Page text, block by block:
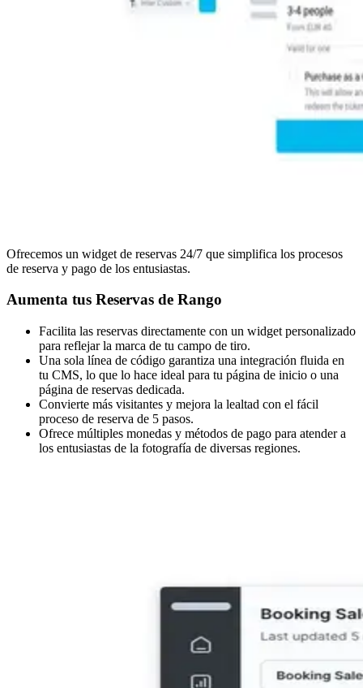
Ofrecemos un widget de reservas 24/7 que simplifica los procesos
de reserva y pago de los entusiastas.
Aumenta tus Reservas de Rango
Facilita las reservas directamente con un widget personalizado
para reflejar la marca de tu campo de tiro.
Una sola línea de código garantiza una integración fluida en
tu CMS, lo que lo hace ideal para tu página de inicio o una
página de reservas dedicada.
Convierte más visitantes y mejora la lealtad con el fácil
proceso de reserva de 5 pasos.
Ofrece múltiples monedas y métodos de pago para atender a
los entusiastas de la fotografía de diversas regiones.